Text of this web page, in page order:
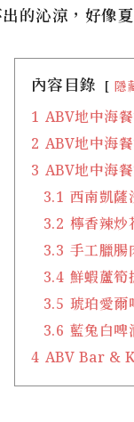
的沁涼，好像
內容目錄 隱
1 ABV地中海
2 ABV地中海
3 ABV地中海
3.1 西南凱薩
3.2 檸香辣炒
3.3 手工臘腸
3.4 鮮蝦蘆筍
3.5 琥珀愛爾
3.6 藍兔白啤
4 ABV Bar &